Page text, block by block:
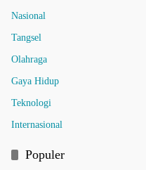
Nasional
Tangsel
Olahraga
Gaya Hidup
Teknologi
Internasional
Populer